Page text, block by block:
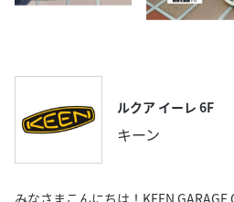
ルクア イーレ 6F
キーン